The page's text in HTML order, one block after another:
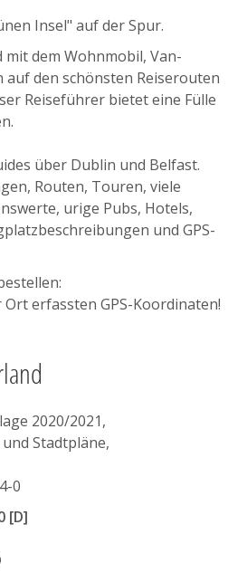
Insel" auf der Spur.
dem Wohnmobil, Van-
auf den schönsten Reiserouten
Reiseführer bietet eine Fülle
über Dublin und Belfast.
Routen, Touren, viele
urige Pubs, Hotels,
und GPS-
erfassten GPS-Koordinaten!
2020/2021,
Stadtpläne,
0
[D]